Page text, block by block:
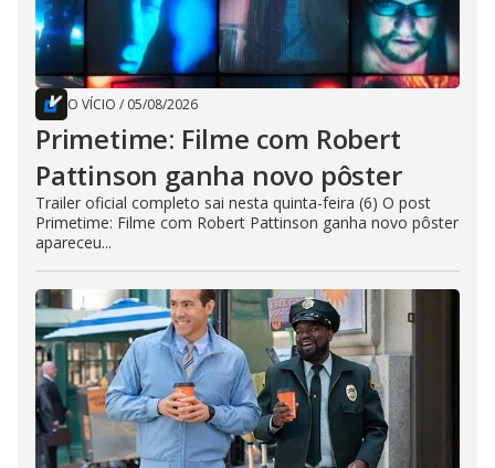
O VÍCIO / 05/08/2026
Primetime: Filme com Robert
Pattinson ganha novo pôster
Trailer oficial completo sai nesta quinta-feira (6) O post
Primetime: Filme com Robert Pattinson ganha novo pôster
apareceu...